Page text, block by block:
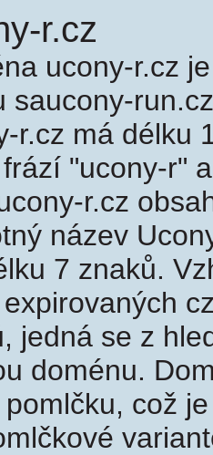
r.cz
ucony-r.cz
saucony-
r.cz má délku
"ucony-r"
r.cz
název
7 znaků.
jedná se z
doménu.
pomlčku, což